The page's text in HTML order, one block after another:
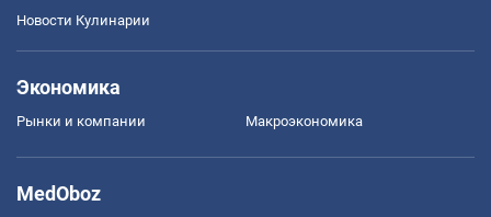
Новости Кулинарии
Экономика
Рынки и компании Mакроэкономика
MedOboz